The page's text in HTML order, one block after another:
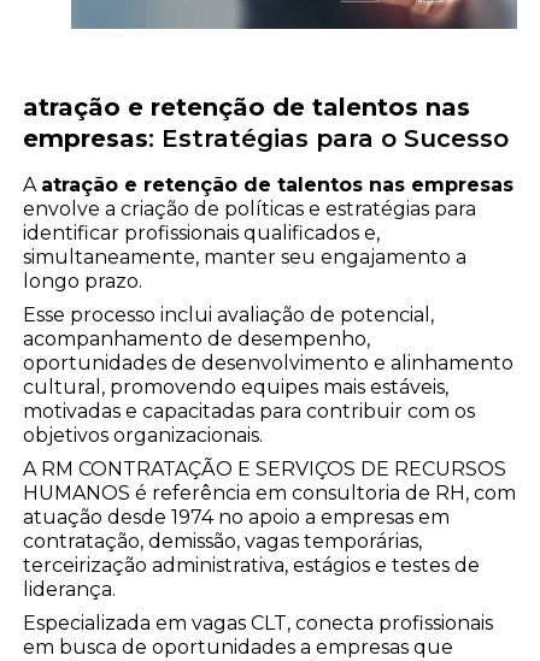
atração e retenção de talentos nas
empresas: Estratégias para o Sucesso
A atração e retenção de talentos nas empresas
envolve a criação de políticas e estratégias para
identificar profissionais qualificados e,
simultaneamente, manter seu engajamento a
longo prazo.
Esse processo inclui avaliação de potencial,
acompanhamento de desempenho,
oportunidades de desenvolvimento e alinhamento
cultural, promovendo equipes mais estáveis,
motivadas e capacitadas para contribuir com os
objetivos organizacionais.
A RM CONTRATAÇÃO E SERVIÇOS DE RECURSOS
HUMANOS é referência em consultoria de RH, com
atuação desde 1974 no apoio a empresas em
contratação, demissão, vagas temporárias,
terceirização administrativa, estágios e testes de
liderança.
Especializada em vagas CLT, conecta profissionais
em busca de oportunidades a empresas que